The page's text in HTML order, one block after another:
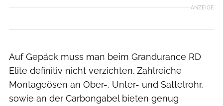
ANZEIGE
Auf Gepäck muss man beim Grandurance RD
Elite definitiv nicht verzichten. Zahlreiche
Montageösen an Ober-, Unter- und Sattelrohr,
sowie an der Carbongabel bieten genug